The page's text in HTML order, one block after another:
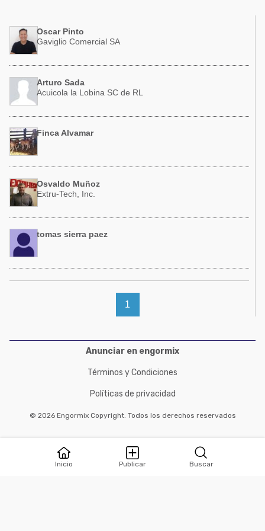
Micotoxinas
Avicultura
Porcicultura
Lechería
Micotoxinas
Porcicultura
Ganadería
Inicio Publicar Buscar
Oscar Pinto
Gaviglio Comercial SA
Arturo Sada
Acuicola la Lobina SC de RL
Finca Alvamar
Osvaldo Muñoz
Extru-Tech, Inc.
tomas sierra paez
1
Anunciar en engormix
Términos y Condiciones
Políticas de privacidad
© 2026 Engormix Copyright. Todos los derechos reservados